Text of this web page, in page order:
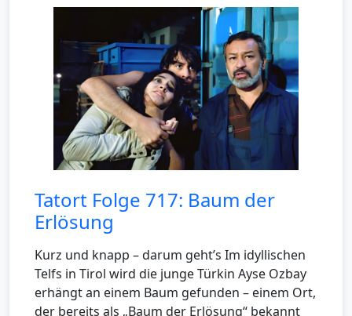
Tatort Folge 717: Baum der
Erlösung
Kurz und knapp – darum geht’s Im idyllischen
Telfs in Tirol wird die junge Türkin Ayse Ozbay
erhängt an einem Baum gefunden – einem Ort,
der bereits als „Baum der Erlösung“ bekannt